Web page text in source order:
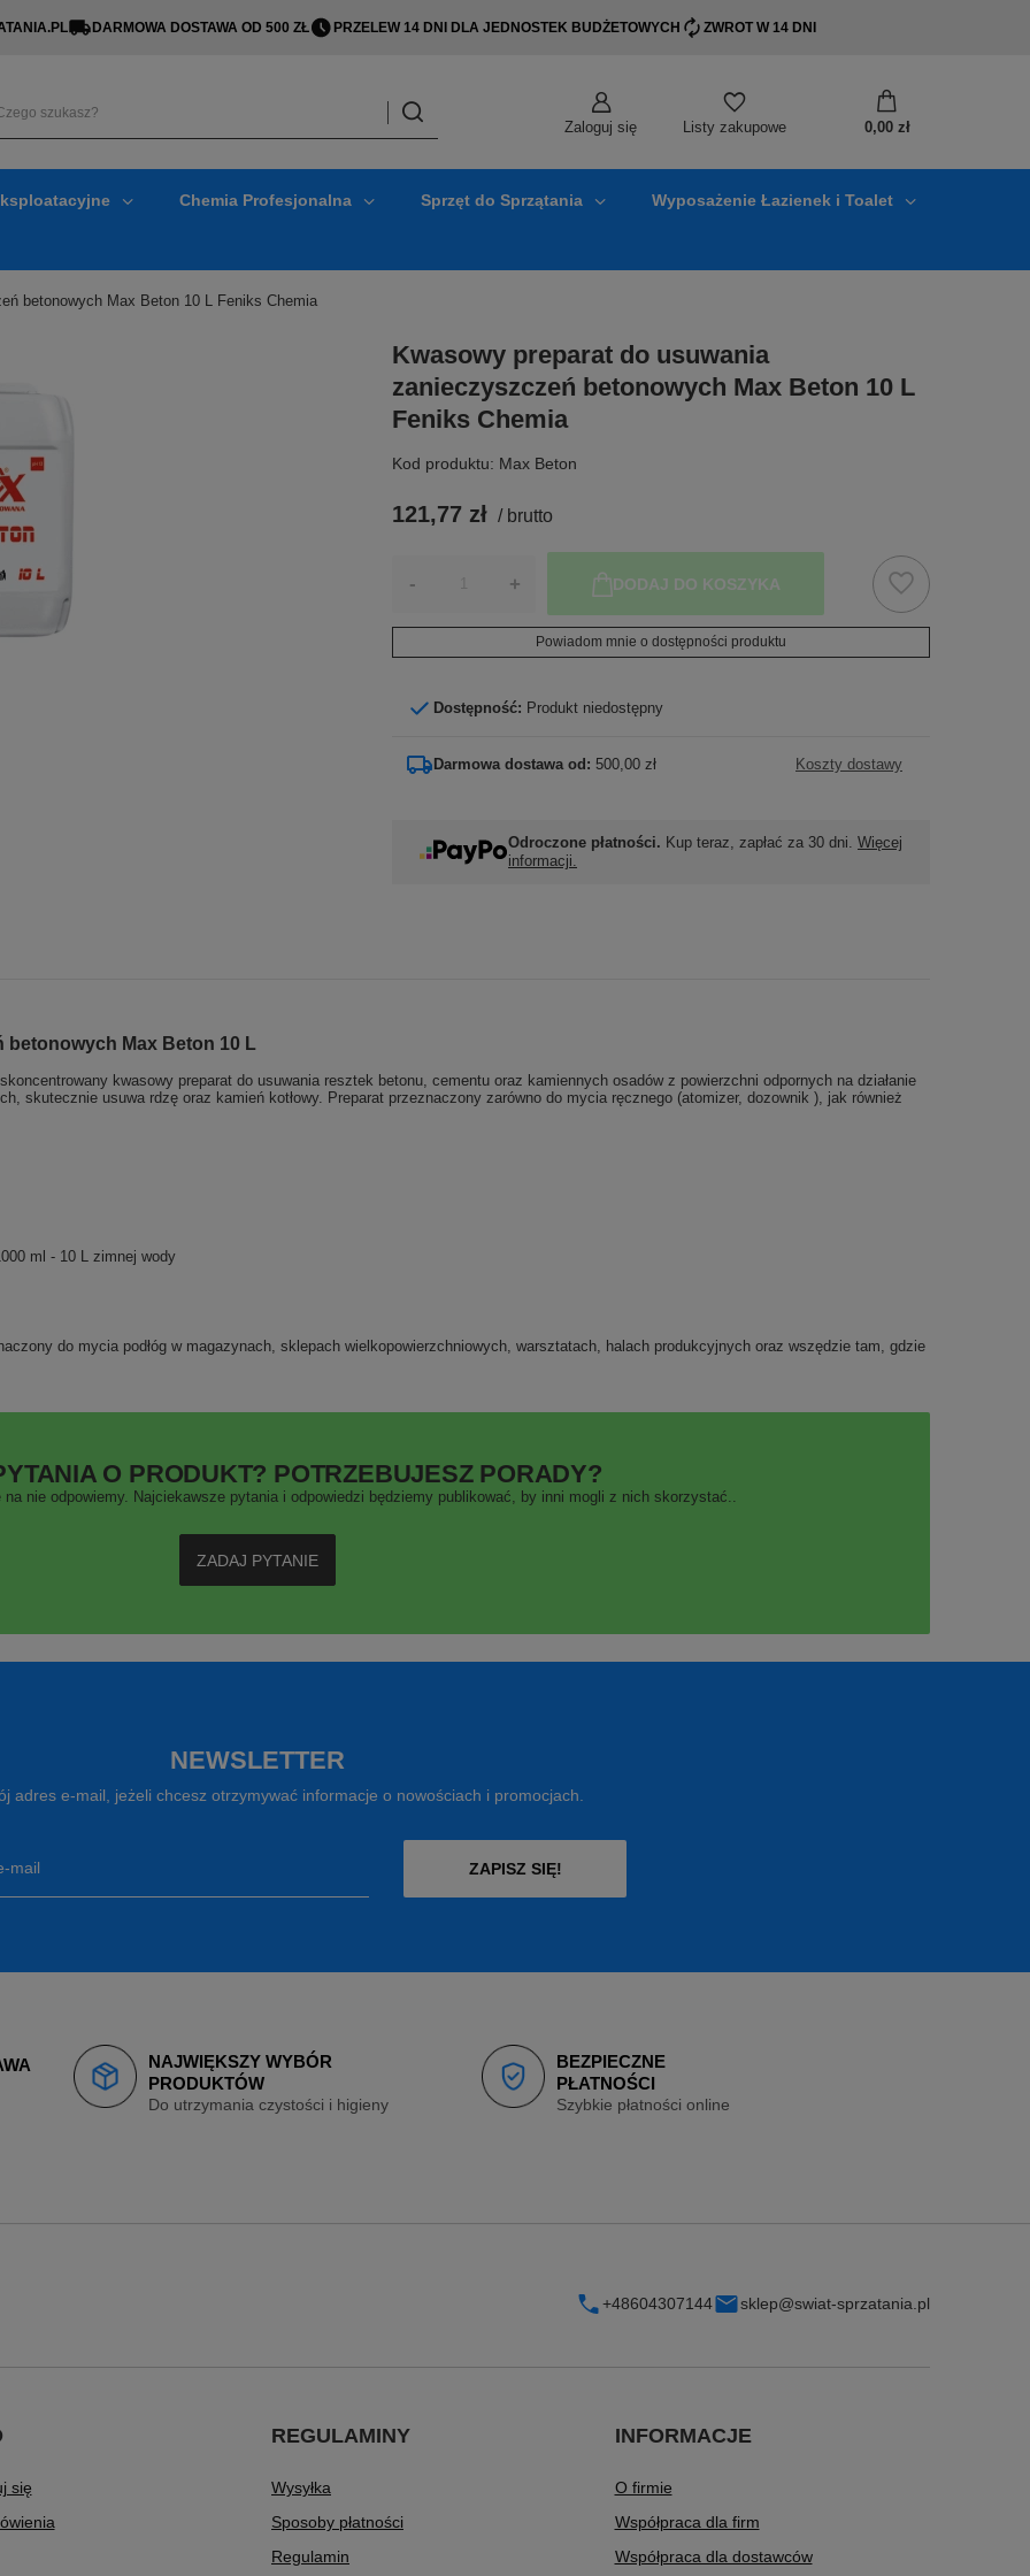
DARMOWA DOSTAWA OD 500 ZŁ PRZELEW 14 DNI DLA JEDNOSTEK BUDŻETOWYCH ZWROT W 14 DNI
Zaloguj się Listy zakupowe 0,00 zł
Chemia Profesjonalna Sprzęt do Sprzątania
Wyposażenie Łazienek i Toalet
betonowych Max Beton 10 L Feniks Chemia
Kwasowy preparat do usuwania
zanieczyszczeń betonowych Max Beton 10 L
Feniks Chemia
Kod produktu: Max Beton
121,77 zł / brutto
- + DODAJ DO KOSZYKA
Powiadom mnie o dostępności produktu
Dostępność: Produkt niedostępny
Darmowa dostawa od: 500,00 zł Koszty dostawy
Odroczone płatności. Kup teraz, zapłać za 30 dni. Więcej
informacji.
betonowych Max Beton 10 L
kwasowy preparat do usuwania resztek betonu, cementu oraz kamiennych osadów z powierzchni odpornych na działanie
skutecznie usuwa rdzę oraz kamień kotłowy. Preparat przeznaczony zarówno do mycia ręcznego (atomizer, dozownik ), jak również
ml - 10 L zimnej wody
do mycia podłóg w magazynach, sklepach wielkopowierzchniowych, warsztatach, halach produkcyjnych oraz wszędzie tam, gdzie
O PRODUKT? POTRZEBUJESZ PORADY?
na nie odpowiemy. Najciekawsze pytania i odpowiedzi będziemy publikować, by inni mogli z nich skorzystać..
ZADAJ PYTANIE
NEWSLETTER
adres e-mail, jeżeli chcesz otrzymywać informacje o nowościach i promocjach.
mail ZAPISZ SIĘ!
NAJWIĘKSZY WYBÓR
PRODUKTÓW
Do utrzymania czystości i higieny
BEZPIECZNE
PŁATNOŚCI
Szybkie płatności online
+48604307144 sklep@swiat-sprzatania.pl
się
REGULAMINY
Wysyłka
Sposoby płatności
Regulamin
INFORMACJE
O firmie
Współpraca dla firm
Współpraca dla dostawców